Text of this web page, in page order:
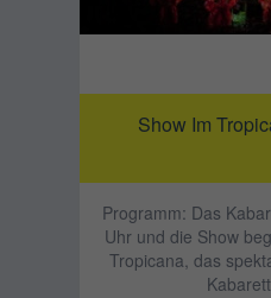
Show Im
Programm: Das
Uhr und die Show
Tropicana, das